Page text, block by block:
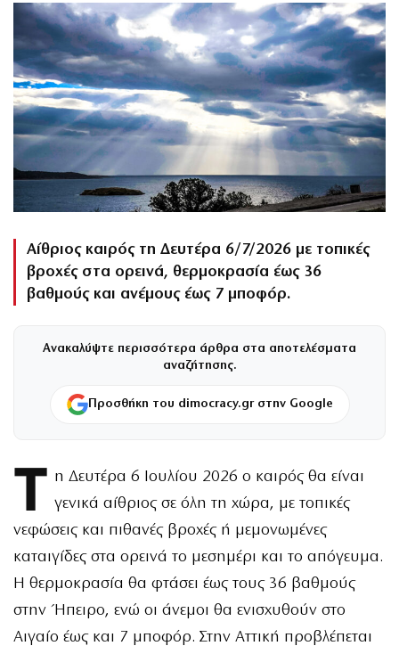
Αίθριος καιρός τη Δευτέρα 6/7/2026 με τοπικές
βροχές στα ορεινά, θερμοκρασία έως 36
βαθμούς και ανέμους έως 7 μποφόρ.
Ανακαλύψτε περισσότερα άρθρα στα αποτελέσματα
αναζήτησης.
Προσθήκη του dimocracy.gr στην Google
Τ η Δευτέρα 6 Ιουλίου 2026 ο καιρός θα είναι
γενικά αίθριος σε όλη τη χώρα, με τοπικές
νεφώσεις και πιθανές βροχές ή μεμονωμένες
καταιγίδες στα ορεινά το μεσημέρι και το απόγευμα.
Η θερμοκρασία θα φτάσει έως τους 36 βαθμούς
στην Ήπειρο, ενώ οι άνεμοι θα ενισχυθούν στο
Αιγαίο έως και 7 μποφόρ. Στην Αττική προβλέπεται